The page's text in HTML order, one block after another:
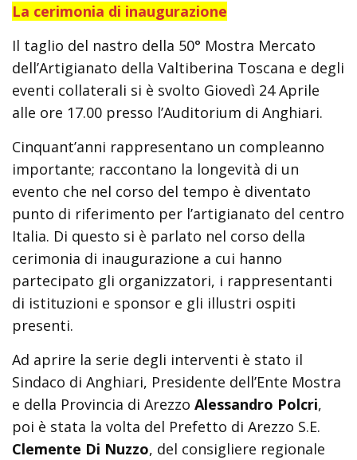
La cerimonia di inaugurazione
Il taglio del nastro della 50° Mostra Mercato
dell’Artigianato della Valtiberina Toscana e degli
eventi collaterali si è svolto Giovedì 24 Aprile
alle ore 17.00 presso l’Auditorium di Anghiari.
Cinquant’anni rappresentano un compleanno
importante; raccontano la longevità di un
evento che nel corso del tempo è diventato
punto di riferimento per l’artigianato del centro
Italia. Di questo si è parlato nel corso della
cerimonia di inaugurazione a cui hanno
partecipato gli organizzatori, i rappresentanti
di istituzioni e sponsor e gli illustri ospiti
presenti.
Ad aprire la serie degli interventi è stato il
Sindaco di Anghiari, Presidente dell’Ente Mostra
e della Provincia di Arezzo Alessandro Polcri,
poi è stata la volta del Prefetto di Arezzo S.E.
Clemente Di Nuzzo, del consigliere regionale